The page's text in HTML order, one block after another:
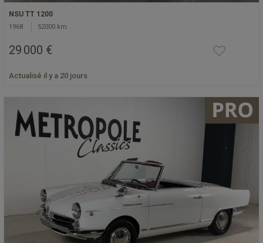
NSU TT 1200
1968 52000 km
29 000 €
Actualisé il y a 20 jours